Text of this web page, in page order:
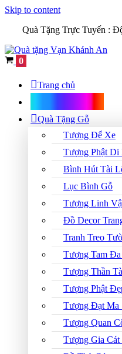
Skip to content
Quà Tặng Trực Tuyến :
Cart
0
Trang chủ
Quà Tặng Gỗ
Tượng Để Xe
Tượng Phật Di
Bình Hút Tài
Lục Bình Gỗ
Tượng Linh
Đồ Decor
Tranh Treo
Tượng Tam
Tượng Thần
Tượng Phật
Tượng Đạt Ma
Tượng Quan
Tượng Gia